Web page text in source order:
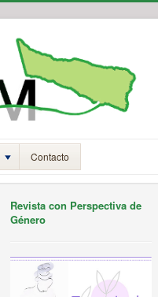
Contacto
Revista con Perspectiva de
Género